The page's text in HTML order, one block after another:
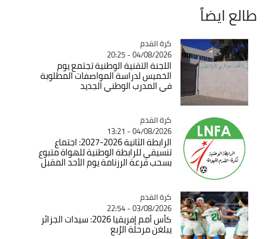
طالع ايضاً
Catégorie
كرة القدم
04/08/2026 - 20:25
اللجنة التقنية الوطنية تجتمع يوم
الخميس لدراسة المواصفات المطلوبة
في المدرب الوطني الجديد
Catégorie
كرة القدم
04/08/2026 - 13:21
الرابطة الثانية 2026-2027: اجتماع
تنسيقي للرابطة الوطنية للهواة متبوع
بسحب قرعة الرزنامة يوم الأحد المقبل
Catégorie
كرة القدم
03/08/2026 - 22:54
كأس أمم إفريقيا 2026: سيدات الجزائر
يبلغن مرحلة الرُبع